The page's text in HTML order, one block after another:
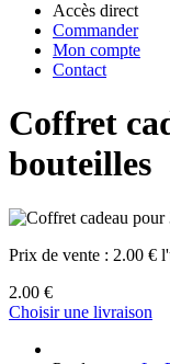
Accès direct
Commander
Mon compte
Contact
Coffret
bouteilles
Prix de vente : 2.00 €
2.00 €
Choisir une livraison